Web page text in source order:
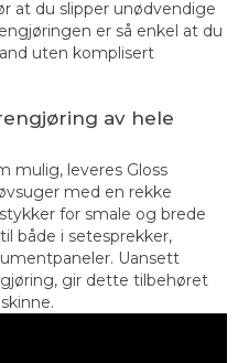
at du slipper unødvendige
er så enkel at du
uten komplisert
av hele
mulig, leveres Gloss
med en rekke
for smale og brede
både i setesprekker,
Uansett
gir dette tilbehøret